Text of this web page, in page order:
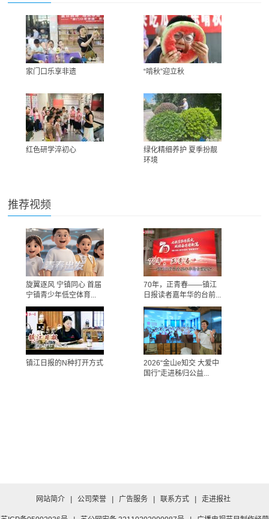
家门口乐享非遗 “啃秋”迎立秋
红色研学淬初心
绿化精细养护 夏季扮靓
环境
推荐视频
旋翼逐风 宁镇同心 首届
宁镇青少年低空体育...
70年，正青春——镇江
日报读者嘉年华的台前...
镇江日报的N种打开方式
2026“金山e知交 大爱中
国行”走进秭归公益...
网站简介 | 公司荣誉 | 广告服务 | 联系方式 | 走进报社